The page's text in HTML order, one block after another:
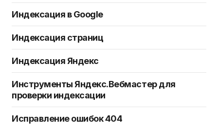
Индексация в Google
Индексация страниц
Индексация Яндекс
Инструменты Яндекс.Вебмастер для
проверки индексации
Исправление ошибок 404